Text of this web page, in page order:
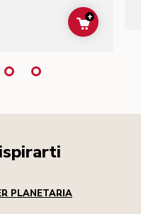
ADD TO
+
PLANETARIA